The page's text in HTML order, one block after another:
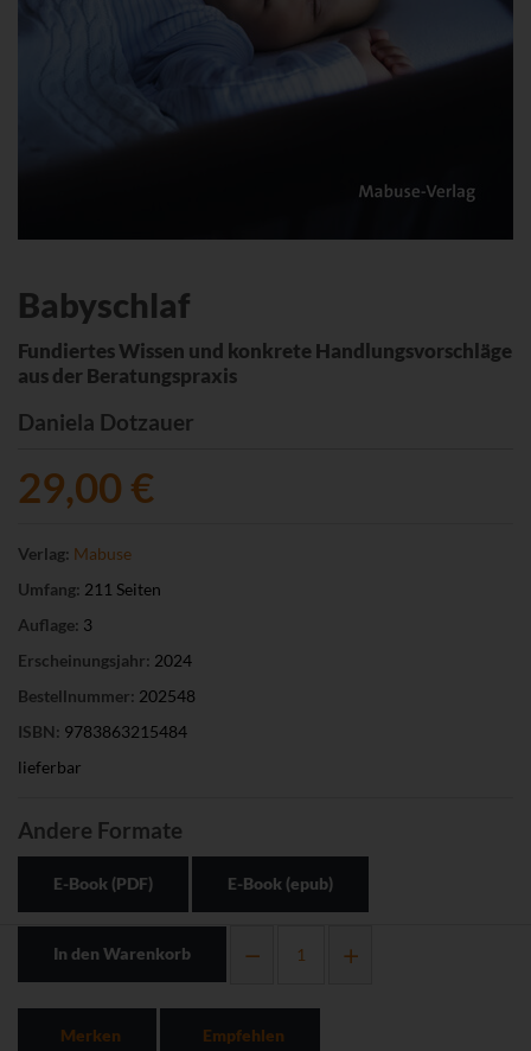
Babyschlaf
Fundiertes Wissen und konkrete Handlungsvorschläge
aus der Beratungspraxis
Daniela Dotzauer
29,00 €
Verlag: Mabuse
Umfang: 211 Seiten
Auflage: 3
Erscheinungsjahr: 2024
Bestellnummer: 202548
ISBN: 9783863215484
lieferbar
Andere Formate
E-Book (PDF) E-Book (epub)
In den Warenkorb
Merken Empfehlen